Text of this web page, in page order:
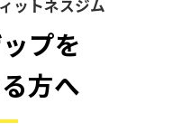
ットネスジム
プを
方へ